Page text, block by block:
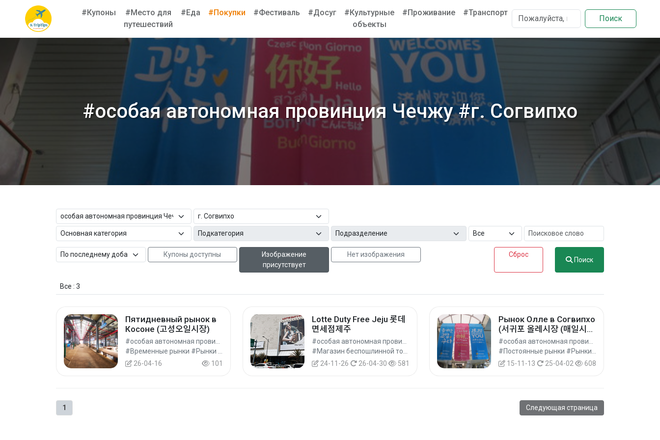
#Купоны
#Место для
путешествий
#Еда #Покупки #Фестиваль #Досуг
#Культурные
объекты
#Проживание #Транспорт
Поиск
#особая автономная провинция Чечжу #г. Согвипхо
Купоны доступны
Изображение
присутствует
Нет изображения Сброс
Поиск
Все : 3
Пятидневный рынок в
Косоне (고성오일시장)
26-04-16
101
Lotte Duty Free Jeju 롯데
면세점제주
24-11-26
26-04-30 581
Рынок Олле в Согвипхо
(서귀포 올레시장 (매일시
장))
15-11-13
25-04-02 608
1 Следующая страница